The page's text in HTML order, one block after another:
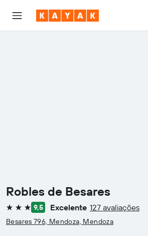
Robles de Besares
3 estrelas9,5 Excelente 127 avaliações
Besares 796, Mendoza, Mendoza